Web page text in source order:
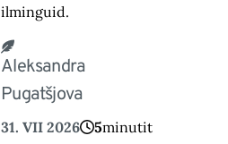
ilminguid.
Aleksandra
Pugatšjova
31. VII 2026 5minutit